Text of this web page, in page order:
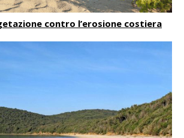
contro l’erosione costiera